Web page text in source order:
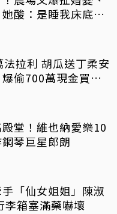
酸：是睡我床底
拉利 胡瓜送丁柔安
偷700萬現金買禮
堂！維也納愛樂10
琴巨星郎朗
「仙女姐姐」陳淑
李箱塞滿藥嚇壞